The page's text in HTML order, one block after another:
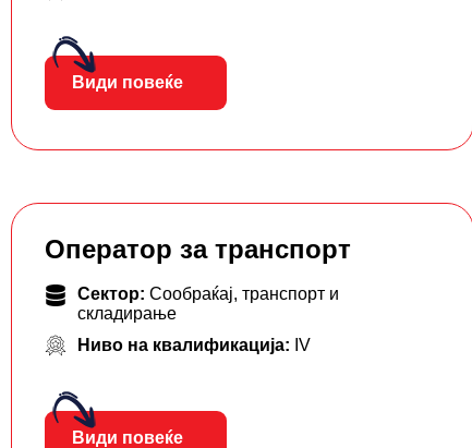
Види повеќе
Оператор за транспорт
Сектор: Сообраќај, транспорт и
складирање
Ниво на квалификација: IV
Види повеќе